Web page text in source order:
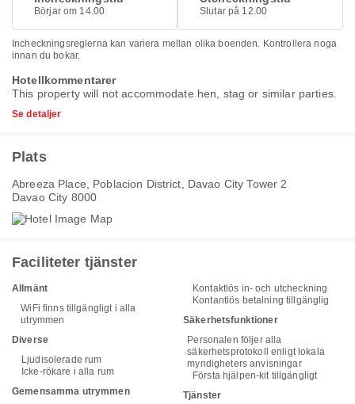
Börjar om 14.00 Slutar på 12.00
Incheckningsreglerna kan variera mellan olika boenden. Kontrollera noga
innan du bokar.
Hotellkommentarer
This property will not accommodate hen, stag or similar parties.
Se detaljer
Plats
Abreeza Place, Poblacion District, Davao City Tower 2
Davao City 8000
Faciliteter tjänster
Allmänt
WiFi finns tillgängligt i alla
utrymmen
Diverse
Ljudisolerade rum
Icke-rökare i alla rum
Gemensamma utrymmen
Kontaktlös in- och utcheckning
Kontantlös betalning tillgänglig
Säkerhetsfunktioner
Personalen följer alla
säkerhetsprotokoll enligt lokala
myndigheters anvisningar
Första hjälpen-kit tillgängligt
Tjänster